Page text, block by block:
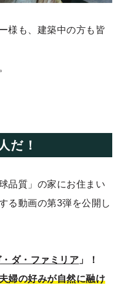
様も、建築中の方も皆
だ！
品質」の家にお住まい
る動画の第3弾を公開し
ダ・ファミリア 」！
婦の好みが自然に融け